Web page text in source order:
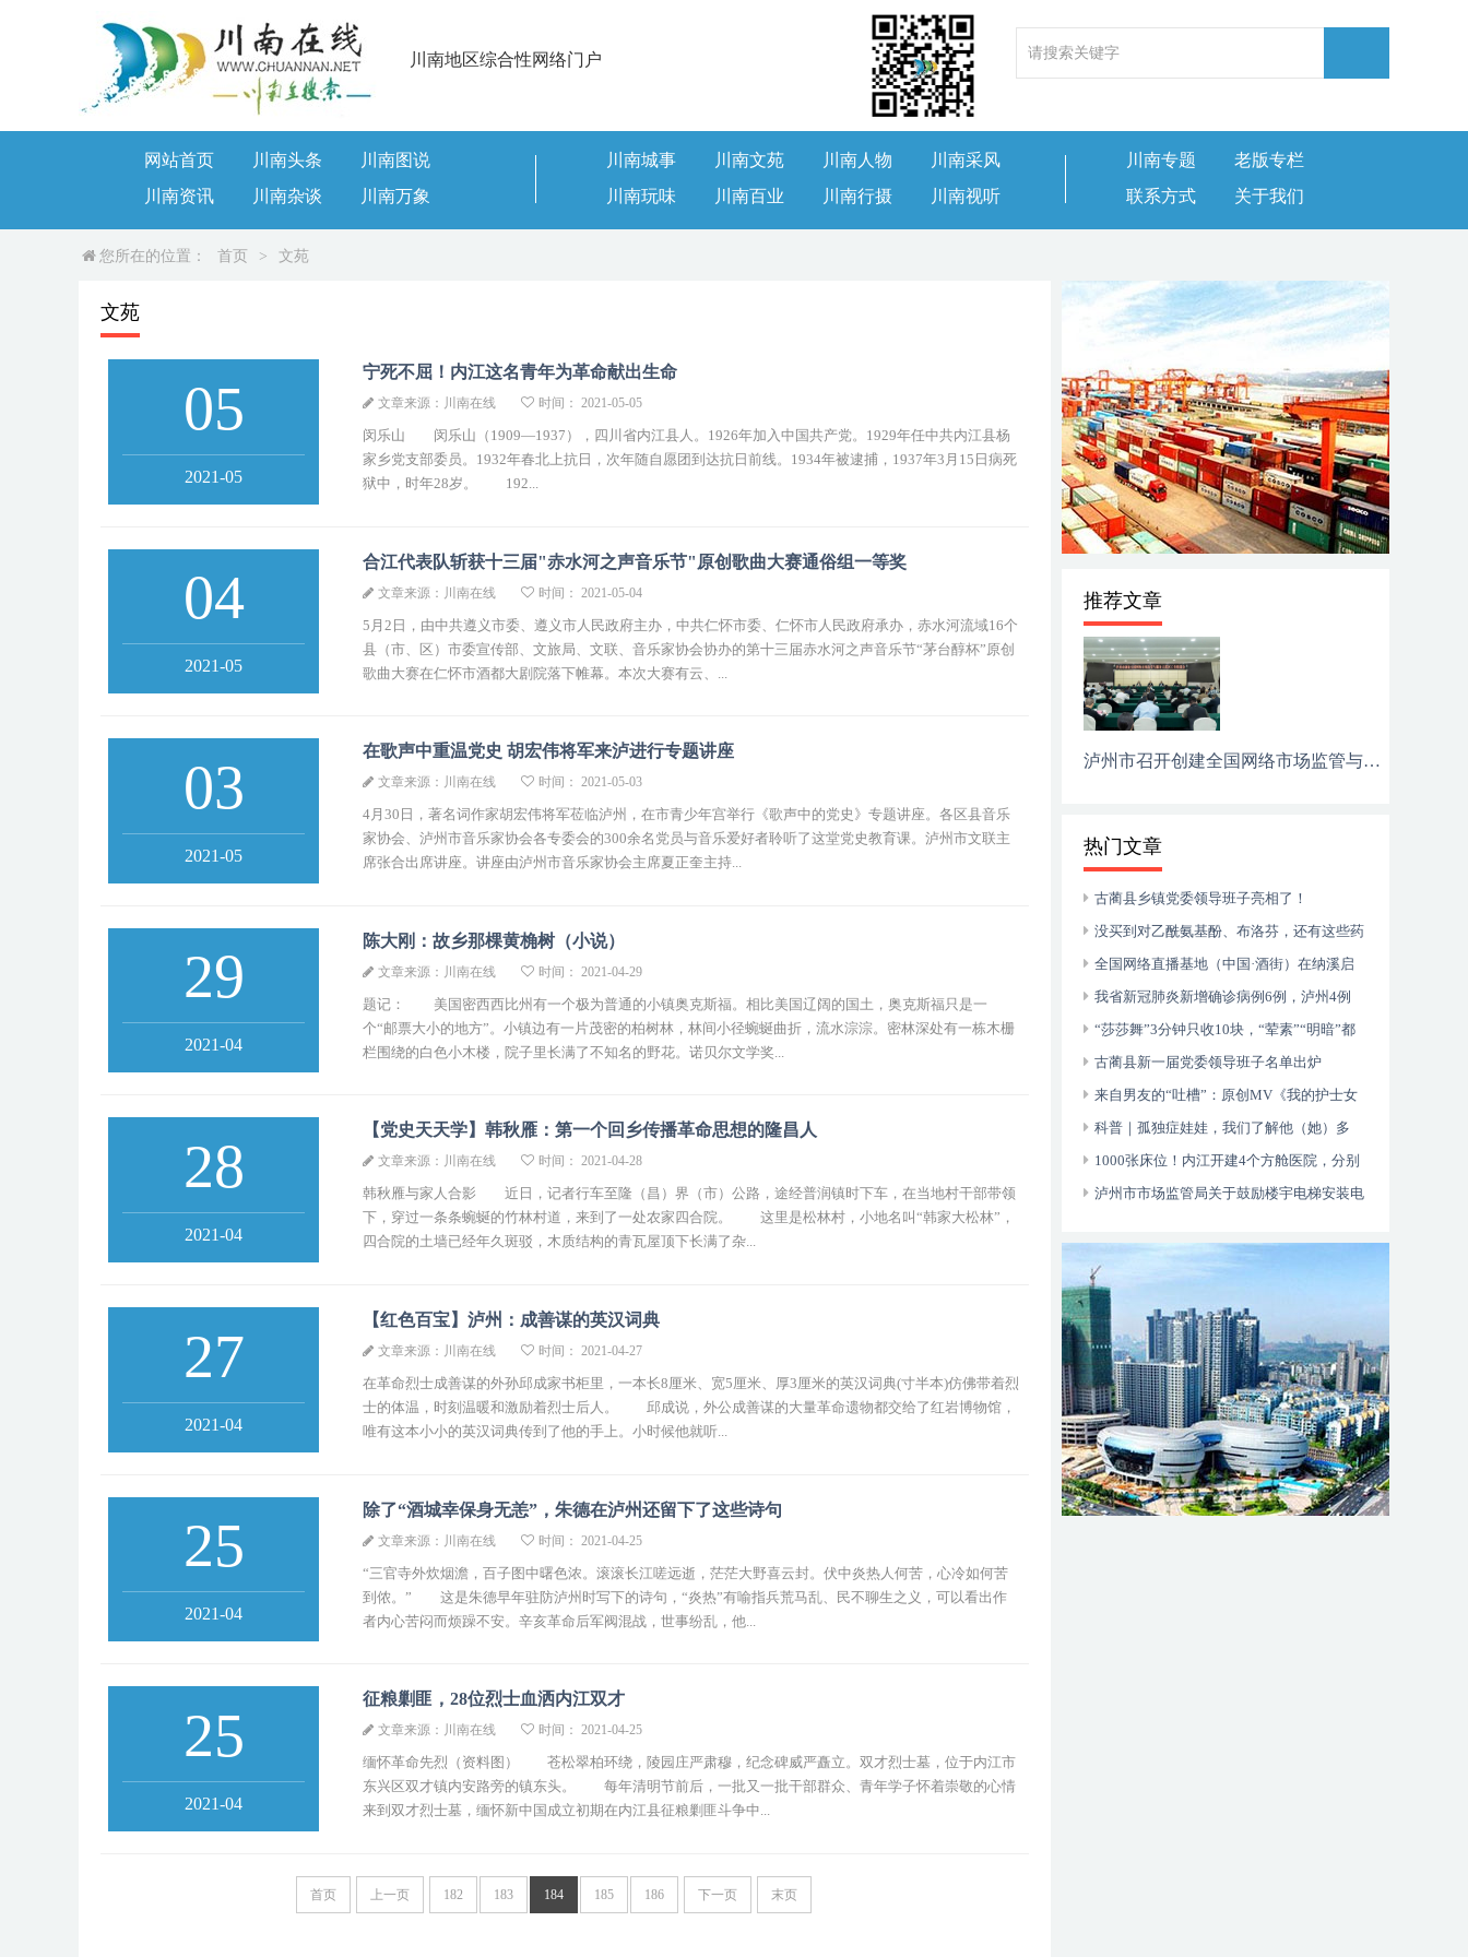
川南地区综合性网络门户
网站首页 川南头条
川南图说
川南资讯
川南杂谈 川南万象
川南城事 川南文苑 川南人物
川南采风
川南玩味
川南百业 川南行摄 川南视听
川南专题
老版专栏
联系方式
关于我们
您所在的位置： 首页 > 文苑
文苑
05
2021-05
宁死不屈！内江这名青年为革命献出生命
文章来源：川南在线 时间： 2021-05-05
闵乐山 闵乐山（1909—1937），四川省内江县人。1926年加入中国共产党。1929年任中共内江县杨
家乡党支部委员。1932年春北上抗日，次年随自愿团到达抗日前线。1934年被逮捕，1937年3月15日病死
狱中，时年28岁。 192...
04
2021-05
合江代表队斩获十三届"赤水河之声音乐节"原创歌曲大赛通俗组一等奖
文章来源：川南在线 时间： 2021-05-04
5月2日，由中共遵义市委、遵义市人民政府主办，中共仁怀市委、仁怀市人民政府承办，赤水河流域16个
县（市、区）市委宣传部、文旅局、文联、音乐家协会协办的第十三届赤水河之声音乐节“茅台醇杯”原创
歌曲大赛在仁怀市酒都大剧院落下帷幕。本次大赛有云、...
03
2021-05
在歌声中重温党史 胡宏伟将军来泸进行专题讲座
文章来源：川南在线 时间： 2021-05-03
4月30日，著名词作家胡宏伟将军莅临泸州，在市青少年宫举行《歌声中的党史》专题讲座。各区县音乐
家协会、泸州市音乐家协会各专委会的300余名党员与音乐爱好者聆听了这堂党史教育课。泸州市文联主
席张合出席讲座。讲座由泸州市音乐家协会主席夏正奎主持...
29
2021-04
陈大刚：故乡那棵黄桷树（小说）
文章来源：川南在线 时间： 2021-04-29
题记： 美国密西西比州有一个极为普通的小镇奥克斯福。相比美国辽阔的国土，奥克斯福只是一
个“邮票大小的地方”。小镇边有一片茂密的柏树林，林间小径蜿蜒曲折，流水淙淙。密林深处有一栋木栅
栏围绕的白色小木楼，院子里长满了不知名的野花。诺贝尔文学奖...
28
2021-04
【党史天天学】韩秋雁：第一个回乡传播革命思想的隆昌人
文章来源：川南在线 时间： 2021-04-28
韩秋雁与家人合影 近日，记者行车至隆（昌）界（市）公路，途经普润镇时下车，在当地村干部带领
下，穿过一条条蜿蜒的竹林村道，来到了一处农家四合院。 这里是松林村，小地名叫“韩家大松林”，
四合院的土墙已经年久斑驳，木质结构的青瓦屋顶下长满了杂...
27
2021-04
【红色百宝】泸州：成善谋的英汉词典
文章来源：川南在线 时间： 2021-04-27
在革命烈士成善谋的外孙邱成家书柜里，一本长8厘米、宽5厘米、厚3厘米的英汉词典(寸半本)仿佛带着烈
士的体温，时刻温暖和激励着烈士后人。 邱成说，外公成善谋的大量革命遗物都交给了红岩博物馆，
唯有这本小小的英汉词典传到了他的手上。小时候他就听...
25
2021-04
除了“酒城幸保身无恙”，朱德在泸州还留下了这些诗句
文章来源：川南在线 时间： 2021-04-25
“三官寺外炊烟澹，百子图中曙色浓。滚滚长江嗟远逝，茫茫大野喜云封。伏中炎热人何苦，心冷如何苦
到侬。” 这是朱德早年驻防泸州时写下的诗句，“炎热”有喻指兵荒马乱、民不聊生之义，可以看出作
者内心苦闷而烦躁不安。辛亥革命后军阀混战，世事纷乱，他...
25
2021-04
征粮剿匪，28位烈士血洒内江双才
文章来源：川南在线 时间： 2021-04-25
缅怀革命先烈（资料图） 苍松翠柏环绕，陵园庄严肃穆，纪念碑威严矗立。双才烈士墓，位于内江市
东兴区双才镇内安路旁的镇东头。 每年清明节前后，一批又一批干部群众、青年学子怀着崇敬的心情
来到双才烈士墓，缅怀新中国成立初期在内江县征粮剿匪斗争中...
首页 上一页 182 183 184 185 186 下一页 末页
推荐文章
泸州市召开创建全国网络市场监管与服务示范区工作推进会
热门文章
古蔺县乡镇党委领导班子亮相了！
没买到对乙酰氨基酚、布洛芬，还有这些药
可以临时替代
全国网络直播基地（中国·酒街）在纳溪启
动运行
我省新冠肺炎新增确诊病例6例，泸州4例
“莎莎舞”3分钟只收10块，“荤素”“明暗”都
有，还可以······
古蔺县新一届党委领导班子名单出炉
来自男友的“吐槽”：原创MV《我的护士女
友》今日上线！
科普｜孤独症娃娃，我们了解他（她）多
少？1000张床位！内江开建4个方舱医院，分别
位于——
泸州市市场监管局关于鼓励楼宇电梯安装电